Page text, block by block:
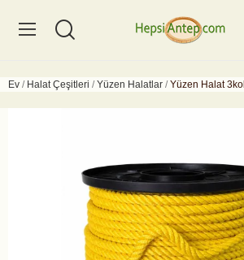
Ev Halat Çeşitleri Yüzen Halatlar Yüzen Halat 3kol